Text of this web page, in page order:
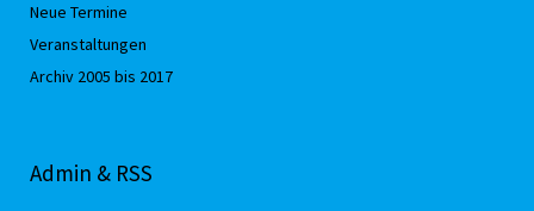
Neue Termine
Veranstaltungen
Archiv 2005 bis 2017
Admin & RSS